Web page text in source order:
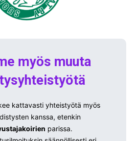
myös muuta
kattavasti yhteistyötä myös
kanssa, etenkin
parissa.